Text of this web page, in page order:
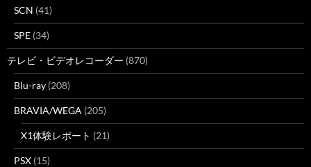
SCN (41)
SPE (34)
テレビ・ビデオレコーダー (870)
Blu-ray (208)
BRAVIA/WEGA (205)
X1体験レポート (21)
PSX (15)